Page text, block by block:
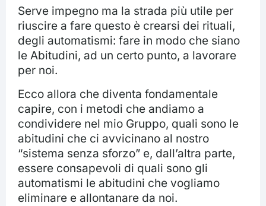
Serve impegno ma la strada più utile per
riuscire a fare questo è crearsi dei rituali,
degli automatismi: fare in modo che siano
le Abitudini, ad un certo punto, a lavorare
per noi.
Ecco allora che diventa fondamentale
capire, con i metodi che andiamo a
condividere nel mio Gruppo, quali sono le
abitudini che ci avvicinano al nostro
“sistema senza sforzo” e, dall’altra parte,
essere consapevoli di quali sono gli
automatismi le abitudini che vogliamo
eliminare e allontanare da noi.